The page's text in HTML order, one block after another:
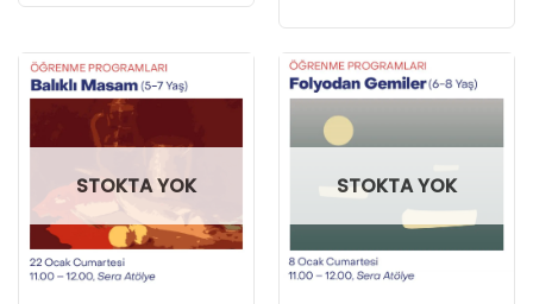
STOKTA YOK STOKTA YOK